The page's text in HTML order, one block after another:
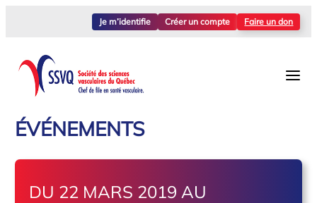
Je m’identifie Créer un compte Faire un don
ÉVÉNEMENTS
DU 22 MARS 2019 AU